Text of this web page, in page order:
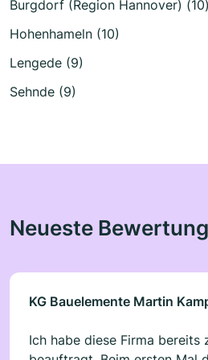
Burgdorf (Region Hannover) (10)
Hohenhameln (10)
Lengede (9)
Sehnde (9)
Neueste
KG Bauelemente Martin
Ich habe diese Firma bereits